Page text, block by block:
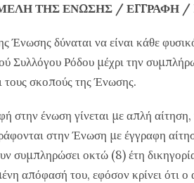
ΤΗΣ ΕΝΩΣΗΣ / ΕΓΓΡΑΦΗ
Ένωσης δύναται να είναι κάθε
Συλλόγου Ρόδου μέχρι την
τους σκοπούς της Ένωσης.
στην ένωση γίνεται με απλή
στην Ένωση με έγγραφη
συμπληρώσει οκτώ (8) έτη
απόφασή του, εφόσον κρίνει ότι